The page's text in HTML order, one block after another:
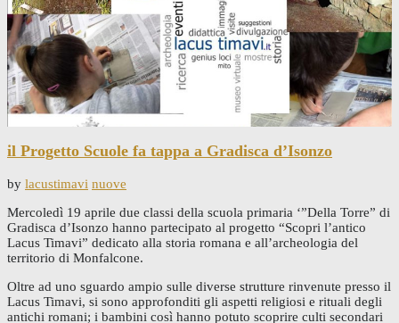
il Progetto Scuole fa tappa a Gradisca d’Isonzo
by lacustimavi nuove
Mercoledì 19 aprile due classi della scuola primaria ‘”Della Torre” di
Gradisca d’Isonzo hanno partecipato al progetto “Scopri l’antico
Lacus Timavi” dedicato alla storia romana e all’archeologia del
territorio di Monfalcone.
Oltre ad uno sguardo ampio sulle diverse strutture rinvenute presso il
Lacus Timavi, si sono approfonditi gli aspetti religiosi e rituali degli
antichi romani; i bambini così hanno potuto scoprire culti secondari